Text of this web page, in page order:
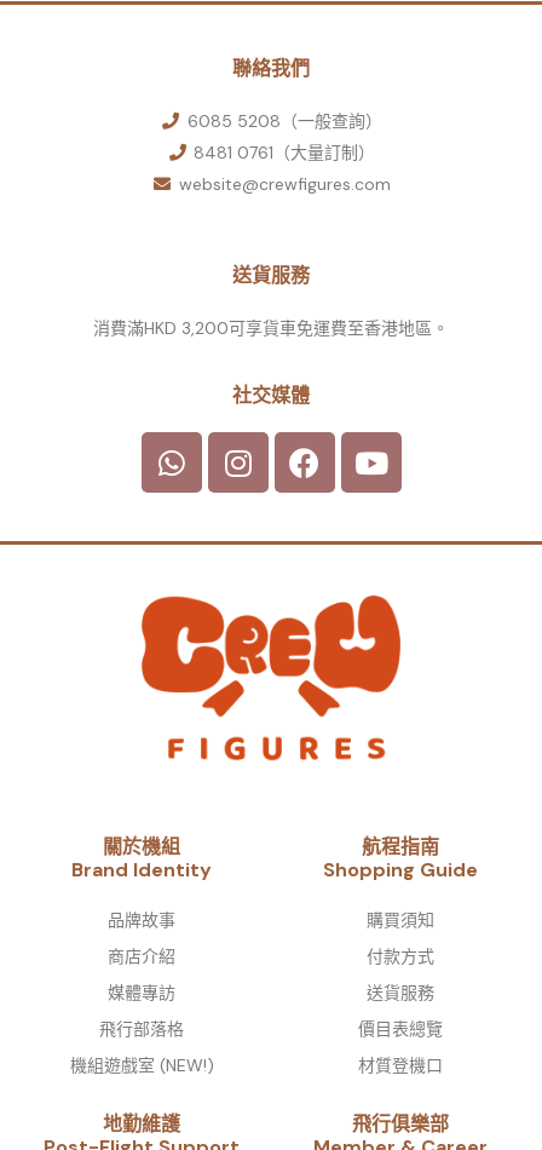
聯絡我們
6085 5208（一般查詢）
8481 0761（大量訂制）
website@crewfigures.com
送貨服務
消費滿HKD 3,200可享貨車免運費至香港地區。
社交媒體
關於機組
Brand Identity​
品牌故事​
商店介紹
媒體專訪
飛行部落格
機組遊戲室 (NEW!)
航程指南
Shopping Guide
購買須知
付款方式
送貨服務
價目表總覽
材質登機口
地勤維護
飛行俱樂部